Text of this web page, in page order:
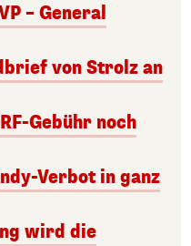
– General
von Strolz an
Gebühr noch
Verbot in ganz
wird die